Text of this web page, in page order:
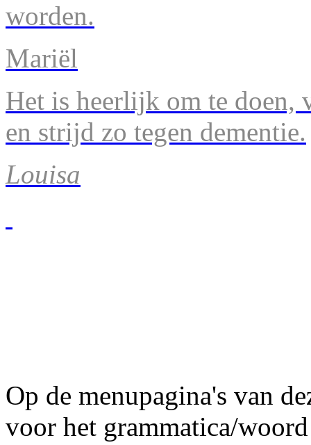
worden.
Mariël
Het is heerlijk om te doen,
en strijd zo tegen dementie.
Louisa
Op de menupagina's van
voor het grammatica/